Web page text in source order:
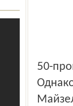
50-процентную скидку за пользование телефоном.